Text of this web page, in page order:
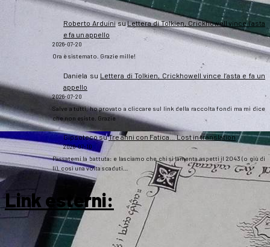
Roberto ArduinisuLettera di Tolkien, Crickhowell vince l’asta
e fa un appello
2026-07-20
Ora è sistemato. Grazie mille!
Daniela su Lettera di Tolkien, Crickhowell vince l’asta e fa un
appello
2026-07-20
Salve a tutti, ho provato a cliccare sul link della raccolta fondi ma mi dice
che non esiste. Grazie
GipsotecosuTre anni con Fatica… Lost in translation
2026-07-10
Passatemi la battuta: e lasciamo che chi si lamenta aspetti il 2043 (o giù di
lì), così una volta scaduti…
Link esterni: